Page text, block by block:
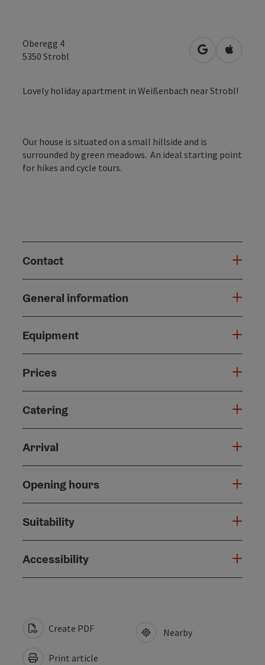
Oberegg 4
5350 Strobl open inOpen in
Lovely holiday apartment in Weißenbach near Strobl!
Our house is situated on a small hillside and is
surrounded by green meadows. An ideal starting point
for hikes and cycle tours.
Contact
General information
Equipment
Prices
Catering
Arrival
Opening hours
Suitability
Accessibility
Create PDF
Print article
Nearby